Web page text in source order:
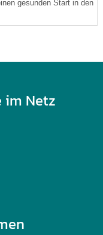
gesunden Start in den
im Netz